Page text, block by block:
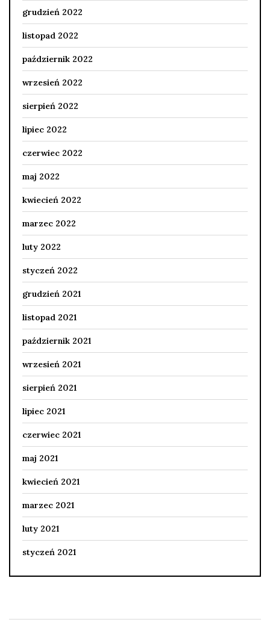
grudzień 2022
listopad 2022
październik 2022
wrzesień 2022
sierpień 2022
lipiec 2022
czerwiec 2022
maj 2022
kwiecień 2022
marzec 2022
luty 2022
styczeń 2022
grudzień 2021
listopad 2021
październik 2021
wrzesień 2021
sierpień 2021
lipiec 2021
czerwiec 2021
maj 2021
kwiecień 2021
marzec 2021
luty 2021
styczeń 2021